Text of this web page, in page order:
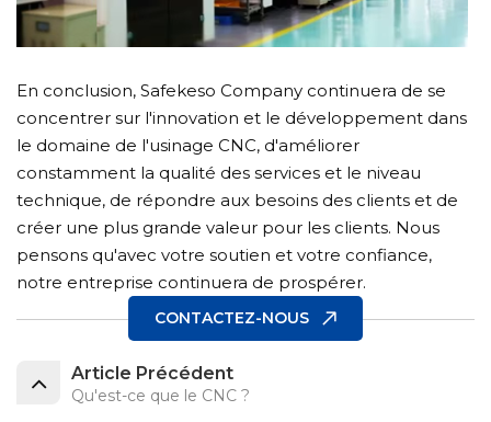
En conclusion, Safekeso Company continuera de se
concentrer sur l'innovation et le développement dans
le domaine de l'usinage CNC, d'améliorer
constamment la qualité des services et le niveau
technique, de répondre aux besoins des clients et de
créer une plus grande valeur pour les clients. Nous
pensons qu'avec votre soutien et votre confiance,
notre entreprise continuera de prospérer.
CONTACTEZ-NOUS
Article Précédent
Qu'est-ce que le CNC ?